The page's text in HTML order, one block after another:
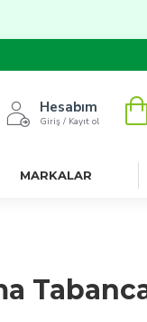
Hesabım
Giriş / Kayıt ol
MARKALAR